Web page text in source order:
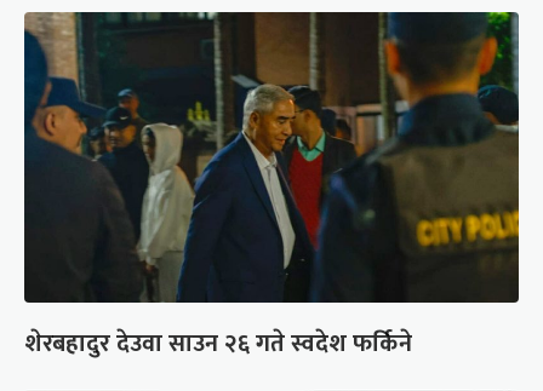
शेरबहादुर देउवा साउन २६ गते स्वदेश फर्किने